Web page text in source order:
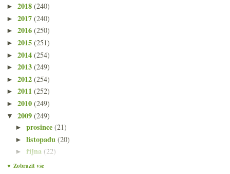
► 2018 (240)
► 2017 (240)
► 2016 (250)
► 2015 (251)
► 2014 (254)
► 2013 (249)
► 2012 (254)
► 2011 (252)
► 2010 (249)
▼ 2009 (249)
►prosince(21)
►listopadu(20)
►října (22)
▼září(21)
▼ Zobrazit vše